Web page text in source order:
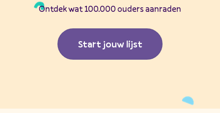
Ontdek wat 100.000 ouders aanraden
Start jouw lijst